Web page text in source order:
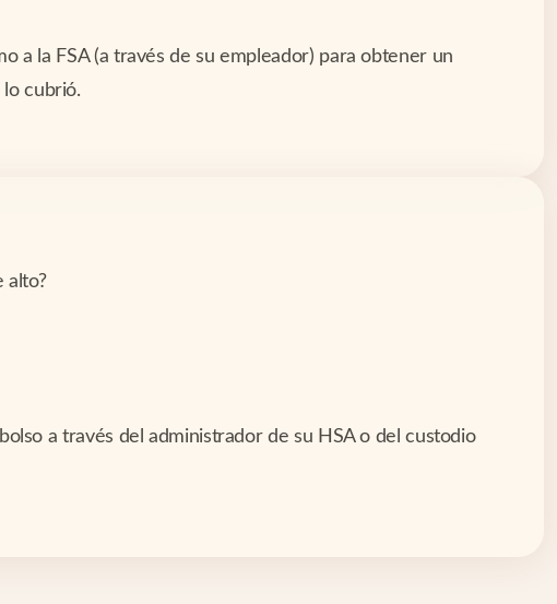
a la FSA (a través de su empleador) para obtener un
cubrió.
alto?
a través del administrador de su HSA o del custodio